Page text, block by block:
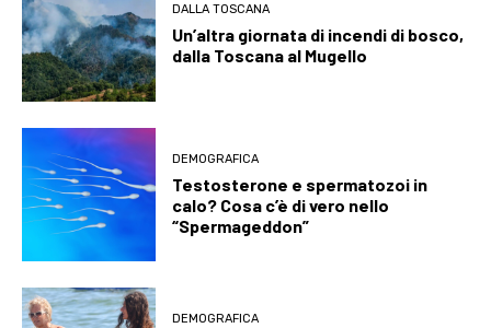
DALLA TOSCANA
Un’altra giornata di incendi di bosco,
dalla Toscana al Mugello
DEMOGRAFICA
Testosterone e spermatozoi in
calo? Cosa c’è di vero nello
“Spermageddon”
DEMOGRAFICA